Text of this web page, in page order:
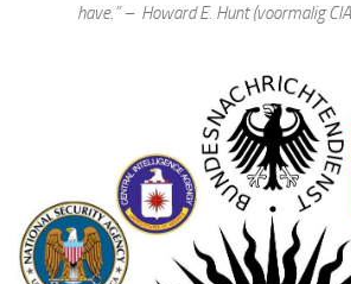
have.” – Howard E. Hunt (voormalig